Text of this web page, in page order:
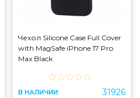
Чехол Silicone Case Full Cover
with MagSafe iPhone 17 Pro
Max Black
В НАЛИЧИИ 31926